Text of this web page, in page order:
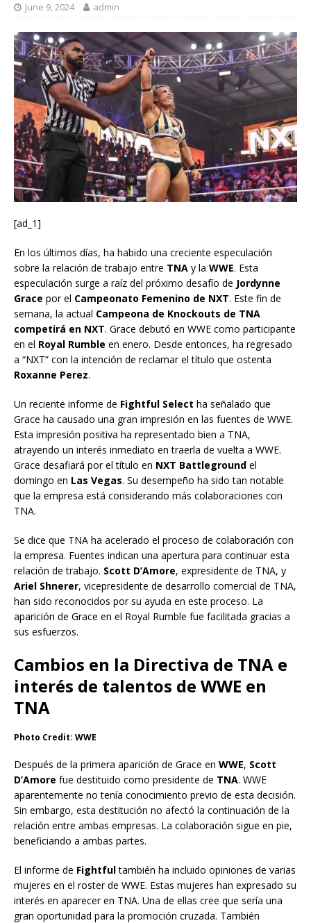
June 9, 2024 admin
[ad_1]
En los últimos días, ha habido una creciente especulación
sobre la relación de trabajo entre TNA y la WWE. Esta
especulación surge a raíz del próximo desafío de Jordynne
Grace por el Campeonato Femenino de NXT. Este fin de
semana, la actual Campeona de Knockouts de TNA
competirá en NXT. Grace debutó en WWE como participante
en el Royal Rumble en enero. Desde entonces, ha regresado
a “NXT” con la intención de reclamar el título que ostenta
Roxanne Perez.
Un reciente informe de Fightful Select ha señalado que
Grace ha causado una gran impresión en las fuentes de WWE.
Esta impresión positiva ha representado bien a TNA,
atrayendo un interés inmediato en traerla de vuelta a WWE.
Grace desafiará por el título en NXT Battleground el
domingo en Las Vegas. Su desempeño ha sido tan notable
que la empresa está considerando más colaboraciones con
TNA.
Se dice que TNA ha acelerado el proceso de colaboración con
la empresa. Fuentes indican una apertura para continuar esta
relación de trabajo. Scott D’Amore, expresidente de TNA, y
Ariel Shnerer, vicepresidente de desarrollo comercial de TNA,
han sido reconocidos por su ayuda en este proceso. La
aparición de Grace en el Royal Rumble fue facilitada gracias a
sus esfuerzos.
Cambios en la Directiva de TNA e
interés de talentos de WWE en
TNA
Photo Credit: WWE
Después de la primera aparición de Grace en WWE, Scott
D’Amore fue destituido como presidente de TNA. WWE
aparentemente no tenía conocimiento previo de esta decisión.
Sin embargo, esta destitución no afectó la continuación de la
relación entre ambas empresas. La colaboración sigue en pie,
beneficiando a ambas partes.
El informe de Fightfultambién ha incluido opiniones de varias
mujeres en el roster de WWE. Estas mujeres han expresado su
interés en aparecer en TNA. Una de ellas cree que sería una
gran oportunidad para la promoción cruzada. También